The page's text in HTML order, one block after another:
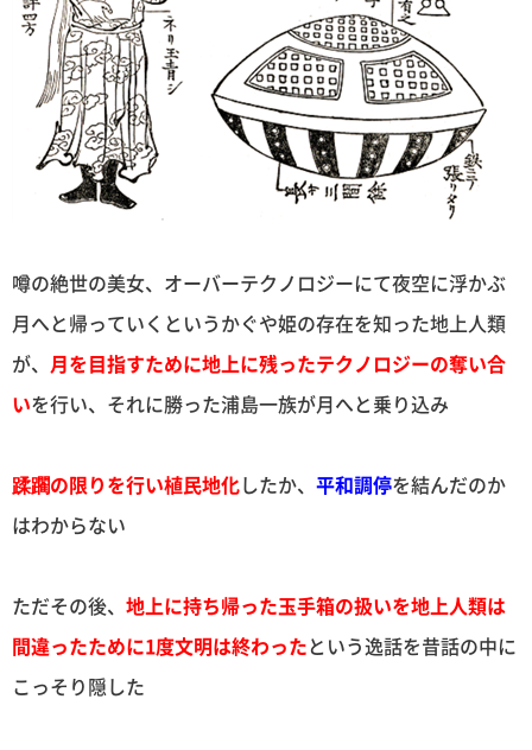
噂の絶世の美女、オーバーテクノロジーにて夜空に浮かぶ
月へと帰っていくというかぐや姫の存在を知った地上人類
が、 月を目指すために地上に残ったテクノロジーの奪い合
いを行い、それに勝った浦島一族が月へと乗り込み
蹂躙の限りを行い植民地化したか、 平和調停を結んだのか
はわからない
ただその後、 地上に持ち帰った玉手箱の扱いを地上人類は
間違ったために1度文明は終わったという逸話を昔話の中に
こっそり隠した